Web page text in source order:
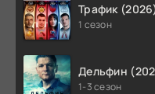
Трафик
1 сезон
Дельфин
1-3 сезон